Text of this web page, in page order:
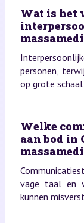
Wat is het
personen,
op grote schaal
Welke
aan bod in
vage taal en
kunnen